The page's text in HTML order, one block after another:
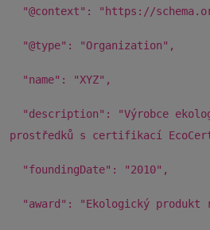
"@context": "https://
"@type": "Organization",
"name": "XYZ",
"description": "Výrobce
prostředků s certifikací
"foundingDate": "2010",
"award": "Ekologický produkt